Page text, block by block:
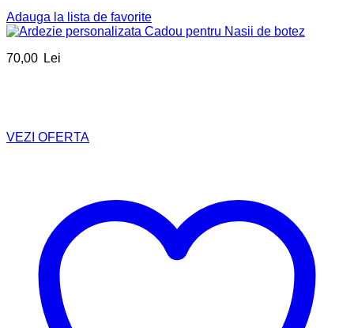
Adauga la lista de favorite
70,00 Lei
VEZI OFERTA